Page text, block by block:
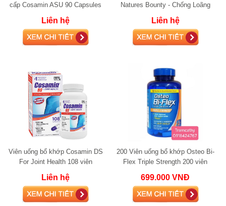
cấp Cosamin ASU 90 Capsules
Liên hệ
Natures Bounty - Chống Loãng
Liên hệ
Viên uống bổ khớp Cosamin DS
For Joint Health 108 viên
Liên hệ
200 Viên uống bổ khớp Osteo Bi-
Flex Triple Strength 200 viên
699.000 VNĐ